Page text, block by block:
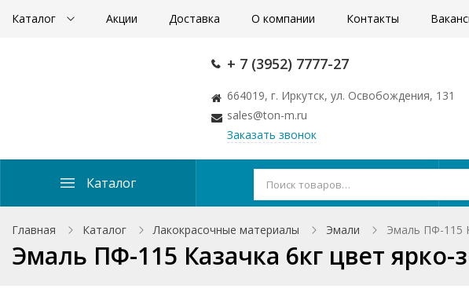
Каталог Акции Доставка О компании Контакты
+ 7 (3952) 7777-27
664019, г. Иркутск, ул. Освобождения, 131
sales@ton-m.ru
Заказать звонок
Каталог
Главная Каталог Лакокрасочные материалы Эмали Эмаль ПФ-115
Эмаль ПФ-115 Казачка 6кг цвет